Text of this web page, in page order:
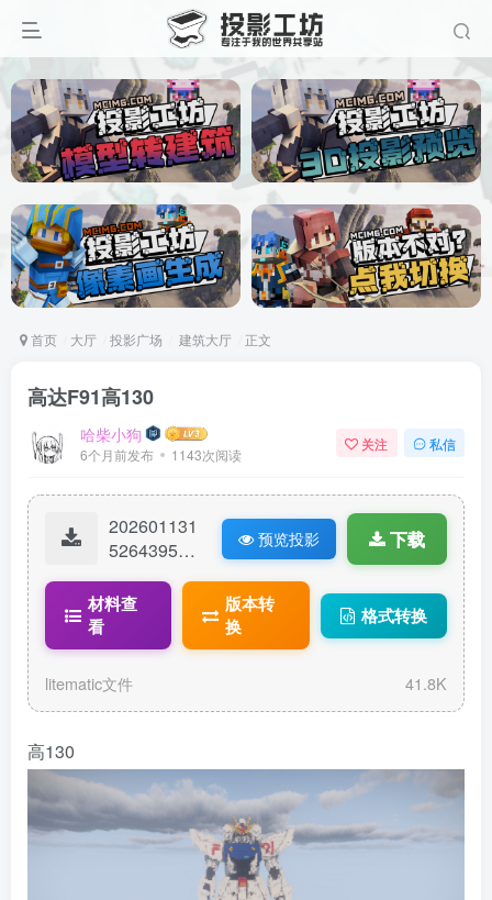
首页 大厅 投影广场 建筑大厅 正文
高达F91高130
哈柴小狗
6个月前发布 1143次阅读
关注 私信
202601131
52643958-
ematic
预览投影 下载
材料查
看
版本转
换
格式转换
litematic文件 41.8K
高130